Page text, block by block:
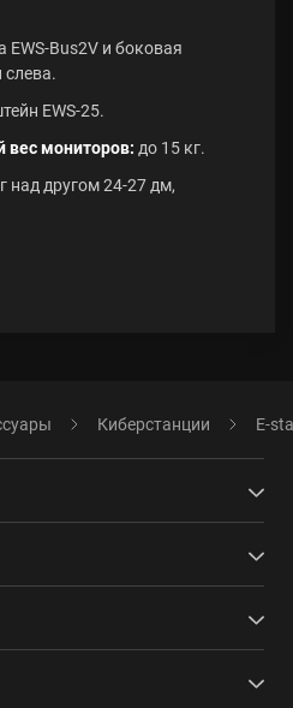
EWS-Bus2V и боковая
слева.
EWS-25.
мониторов: до 15 кг.
над другом 24-27 дм,
Киберстанции E-